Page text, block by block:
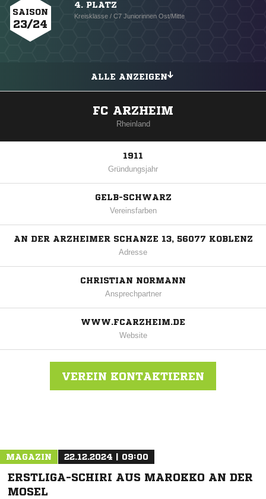
SAISON
23/24
4. PLATZ
Kreisklasse / C7 Juniorinnen Ost/Mitte
ALLE ANZEIGEN
FC ARZHEIM
Rheinland
1911
Gründungsjahr
GELB-SCHWARZ
Vereinsfarben
AN DER ARZHEIMER SCHANZE 13, 56077 KOBLENZ
Adresse
CHRISTIAN NORMANN
Ansprechpartner
WWW.FCARZHEIM.DE
Website
VEREIN KONTAKTIEREN
MAGAZIN 22.12.2024 | 09:00
ERSTLIGA-SCHIRI AUS MAROKKO AN DER
MOSEL